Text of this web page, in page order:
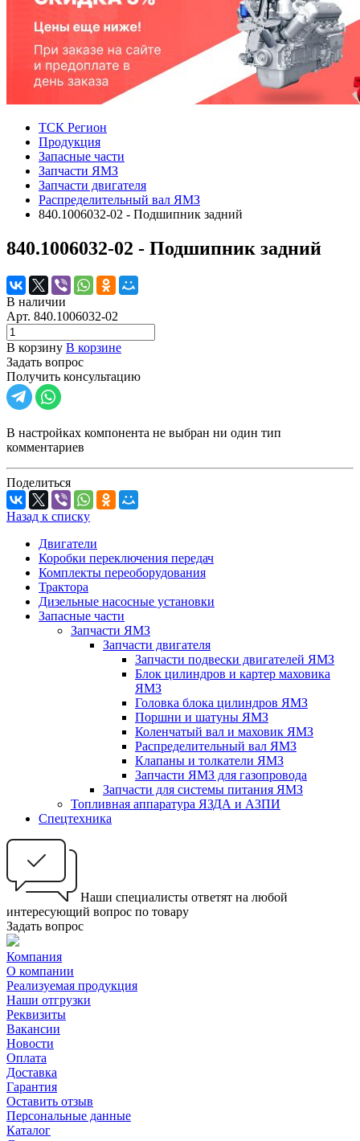
ТСК Регион
Продукция
Запасные части
Запчасти ЯМЗ
Запчасти двигателя
Распределительный вал ЯМЗ
840.1006032-02 - Подшипник задний
840.1006032-02 - Подшипник задний
В наличии
Арт. 840.1006032-02
В корзину В корзине
Задать вопрос
Получить консультацию
В настройках компонента не выбран ни один тип
комментариев
Поделиться
Назад к списку
Двигатели
Коробки переключения передач
Комплекты переоборудования
Трактора
Дизельные насосные установки
Запасные части
Запчасти ЯМЗ
Запчасти двигателя
Запчасти подвески двигателей ЯМЗ
Блок цилиндров и картер маховика
ЯМЗ
Головка блока цилиндров ЯМЗ
Поршни и шатуны ЯМЗ
Коленчатый вал и маховик ЯМЗ
Распределительный вал ЯМЗ
Клапаны и толкатели ЯМЗ
Запчасти ЯМЗ для газопровода
Запчасти для системы питания ЯМЗ
Топливная аппаратура ЯЗДА и АЗПИ
Спецтехника
Наши специалисты ответят на любой
интересующий вопрос по товару
Задать вопрос
Компания
О компании
Реализуемая продукция
Наши отгрузки
Реквизиты
Вакансии
Новости
Оплата
Доставка
Гарантия
Оставить отзыв
Персональные данные
Каталог